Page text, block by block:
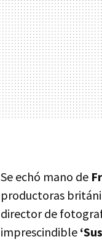
Se echó mano de
productoras
director de
imprescindible